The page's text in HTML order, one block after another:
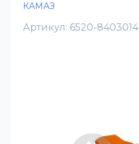
КАМАЗ
Артикул: 6520-8403014